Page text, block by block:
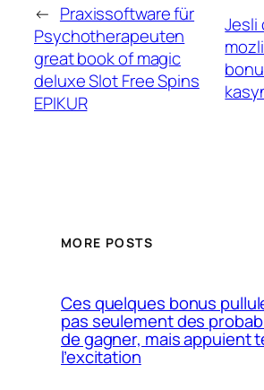
← Praxissoftware für
Psychotherapeuten
great book of magic
deluxe Slot Free Spins
EPIKUR
Jesli
MORE POSTS
Ces quelques bonus
pas seulement des
de gagner, mais appuient
l’excitation